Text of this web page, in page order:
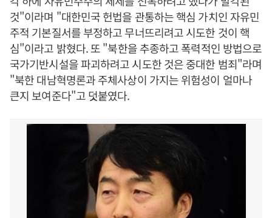
것"이라며 "대한민국 헌법을 관통하는 핵심 가치인 자유민
주적 기본질서를 부정하고 무너뜨리려고 시도한 것이 핵
심"이라고 밝혔다. 또 "북한을 추종하고 폭력적인 방법으로
국가기반시설을 파괴하려고 시도한 것은 중대한 범죄"라며
"북한 대남혁명론과 주체사상이 가지는 위험성이 얼마나
큰지 보여준다"고 덧붙였다.